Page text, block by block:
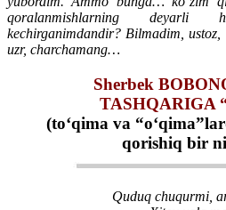
qoralanmishlarning
kechirganimdandir? Bilmadim,
uzr, charchamang…
Sherbek
TASHQARIGA
(to‘qima va
qorishiq bir
Quduq chuqurmi,